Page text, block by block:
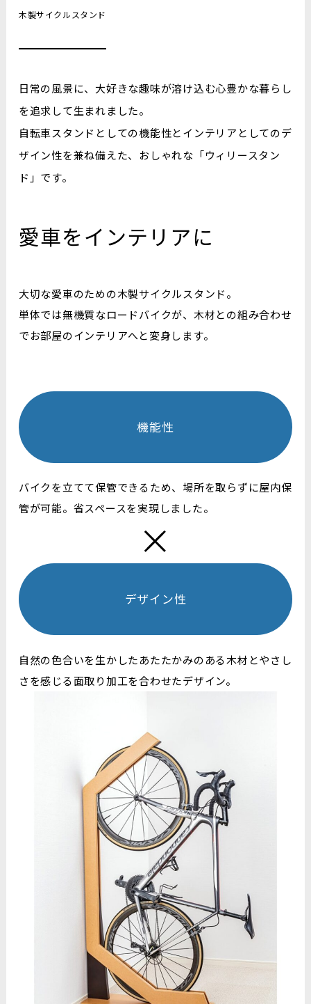
木製サイクルスタンド
日常の風景に、大好きな趣味が溶け込む心豊かな暮らし
を追求して生まれました。
自転車スタンドとしての機能性とインテリアとしてのデ
ザイン性を兼ね備えた、おしゃれな「ウィリースタン
ド」です。
愛車をインテリアに
大切な愛車のための木製サイクルスタンド。
単体では無機質なロードバイクが、木材との組み合わせ
でお部屋のインテリアへと変身します。
機能性
バイクを立てて保管できるため、場所を取らずに屋内保
管が可能。省スペースを実現しました。
デザイン性
自然の色合いを生かしたあたたかみのある木材とやさし
さを感じる面取り加工を合わせたデザイン。